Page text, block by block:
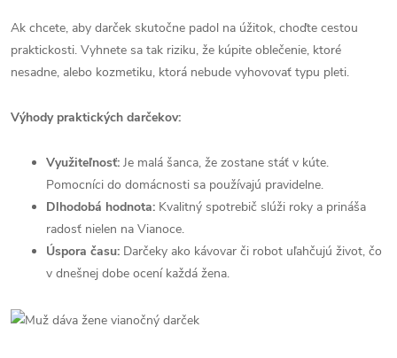
Ak chcete, aby darček skutočne padol na úžitok, choďte cestou
praktickosti. Vyhnete sa tak riziku, že kúpite oblečenie, ktoré
nesadne, alebo kozmetiku, ktorá nebude vyhovovať typu pleti.
Výhody praktických darčekov:
Využiteľnosť: Je malá šanca, že zostane stáť v kúte.
Pomocníci do domácnosti sa používajú pravidelne.
Dlhodobá hodnota: Kvalitný spotrebič slúži roky a prináša
radosť nielen na Vianoce.
Úspora času: Darčeky ako kávovar či robot uľahčujú život, čo
v dnešnej dobe ocení každá žena.